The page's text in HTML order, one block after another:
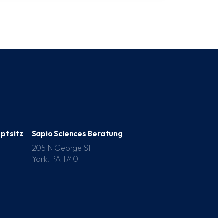
Sapio Sciences Beratung
205 N George St
York, PA 17401